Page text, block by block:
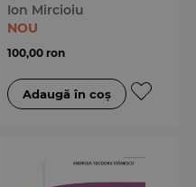
Ion Mircioiu
NOU
100,00 ron